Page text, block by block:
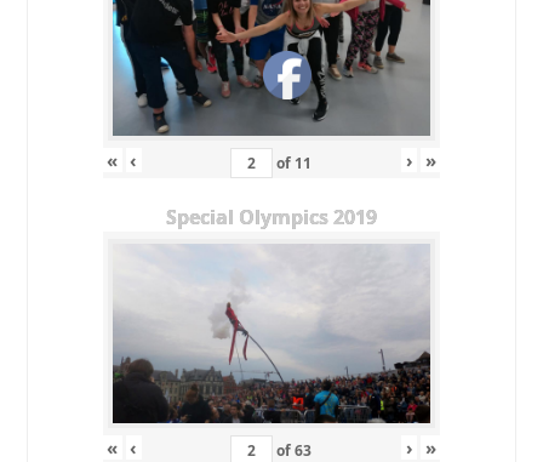
« ‹ of 11 › »
Special Olympics 2019
« ‹ of63 › »